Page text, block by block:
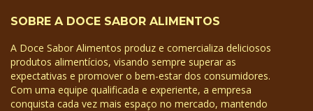
SOBRE A DOCE SABOR ALIMENTOS
A Doce Sabor Alimentos produz e comercializa deliciosos
produtos alimentícios, visando sempre superar as
expectativas e promover o bem-estar dos consumidores.
Com uma equipe qualificada e experiente, a empresa
conquista cada vez mais espaço no mercado, mantendo